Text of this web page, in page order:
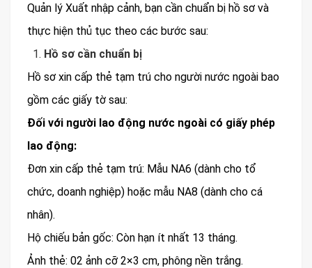
Quản lý Xuất nhập cảnh, bạn cần chuẩn bị hồ sơ và
thực hiện thủ tục theo các bước sau:
Hồ sơ cần chuẩn bị
Hồ sơ xin cấp thẻ tạm trú cho người nước ngoài bao
gồm các giấy tờ sau:
Đối với người lao động nước ngoài có giấy phép
lao động:
Đơn xin cấp thẻ tạm trú: Mẫu NA6 (dành cho tổ
chức, doanh nghiệp) hoặc mẫu NA8 (dành cho cá
nhân).
Hộ chiếu bản gốc: Còn hạn ít nhất 13 tháng.
Ảnh thẻ: 02 ảnh cỡ 2×3 cm, phông nền trắng.